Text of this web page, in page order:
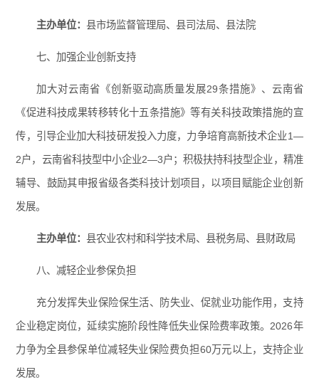
主办单位：县市场监督管理局、县司法局、县法院
七、加强企业创新支持
加大对云南省《创新驱动高质量发展29条措施》、云南省
《促进科技成果转移转化十五条措施》等有关科技政策措施的宣
传，引导企业加大科技研发投入力度，力争培育高新技术企业1—
2户，云南省科技型中小企业2—3户；积极扶持科技型企业，精准
辅导、鼓励其申报省级各类科技计划项目，以项目赋能企业创新
发展。
主办单位：县农业农村和科学技术局、县税务局、县财政局
八、减轻企业参保负担
充分发挥失业保险保生活、防失业、促就业功能作用，支持
企业稳定岗位，延续实施阶段性降低失业保险费率政策。2026年
力争为全县参保单位减轻失业保险费负担60万元以上，支持企业
发展。